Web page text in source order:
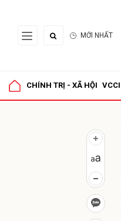
MỚI NHẤT
CHÍNH TRỊ - XÃ HỘI VCCI